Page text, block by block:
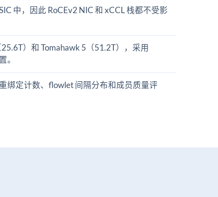
中，因此 RoCEv2 NIC 和 xCCL 栈都不受影
）和 Tomahawk 5（51.2T），采用
。
绑定计数、flowlet 间隔分布和成员质量评